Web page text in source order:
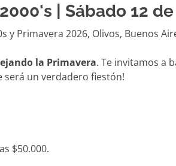
2000's | Sábado 12
la Primavera. Te invitamos a
será un verdadero fiestón!
$50.000.